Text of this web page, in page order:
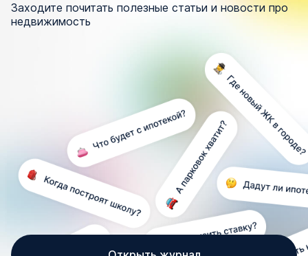
Заходите почитать полезные статьи и новости про
недвижимость